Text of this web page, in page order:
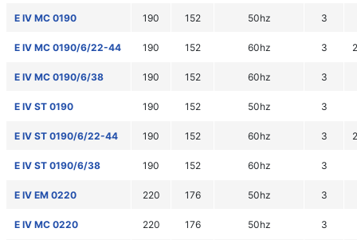
E IV MC 0190 190 152 50hz 3
E IV MC 0190/6/22-44 190 152 60hz 3
E IV MC 0190/6/38 190 152 60hz 3
E IV ST 0190 190 152 50hz 3
E IV ST 0190/6/22-44 190 152 60hz 3
E IV ST 0190/6/38 190 152 60hz 3
E IV EM 0220 220 176 50hz 3
E IV MC 0220 220 176 50hz 3